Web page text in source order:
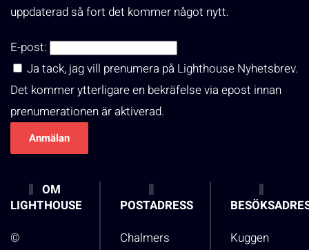
uppdaterad så fort det kommer något nytt.
E-post:
Ja tack, jag vill prenumera på Lighthouse Nyhetsbrev.
Det kommer ytterligare en bekräfelse via epost innan
prenumerationen är aktiverad.
OM
LIGHTHOUSE
©
POSTADRESS
Chalmers
Kuggen